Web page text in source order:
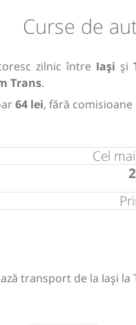
Curse de
zilnic între Iași și
Trans.
64 lei, fără
Cel
2
transport de la Iași la